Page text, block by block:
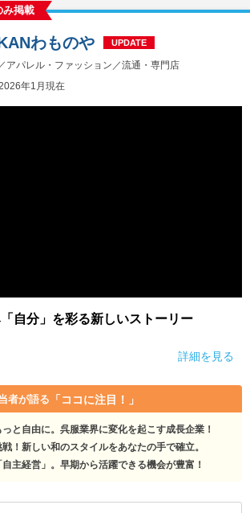
み掲載
アパレル・ファッション／流通・専門店
年1月現在
わものや UPDATE
「自分」を彩る新しいストーリー
詳細を見る
者が語る 「ココに注目！」
っと自由に。呉服業界に変化を起こす成長企業！
！新しい和のスタイルをあなたの手で確立。
主経営」。早期から活躍できる機会が豊富！